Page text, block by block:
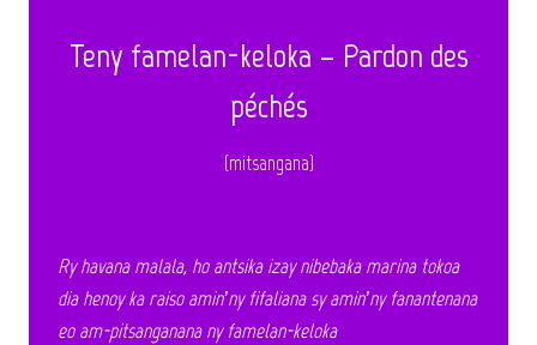
Teny famelan-keloka – Pardon des
péchés
(mitsangana)
Ry havana malala, ho antsika izay nibebaka marina tokoa
dia henoy ka raiso amin’ny fifaliana sy amin’ny fanantenana
eo am-pitsanganana ny famelan-keloka